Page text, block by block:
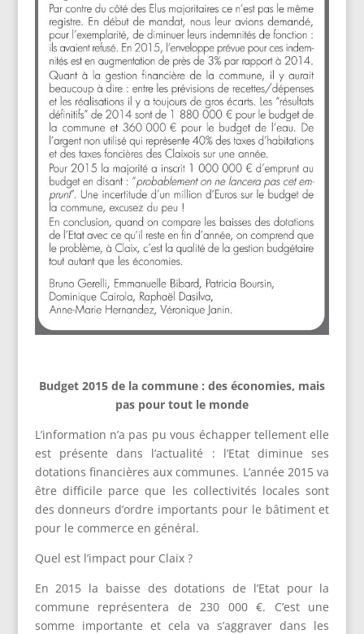
Budget 2015 de la commune : des économies, mais
pas pour tout le monde
L’information n’a pas pu vous échapper tellement elle
est présente dans l’actualité : l’Etat diminue ses
dotations financières aux communes. L’année 2015 va
être difficile parce que les collectivités locales sont
des donneurs d’ordre importants pour le bâtiment et
pour le commerce en général.
Quel est l’impact pour Claix ?
En 2015 la baisse des dotations de l’Etat pour la
commune représentera de 230 000 €. C’est une
somme importante et cela va s’aggraver dans les